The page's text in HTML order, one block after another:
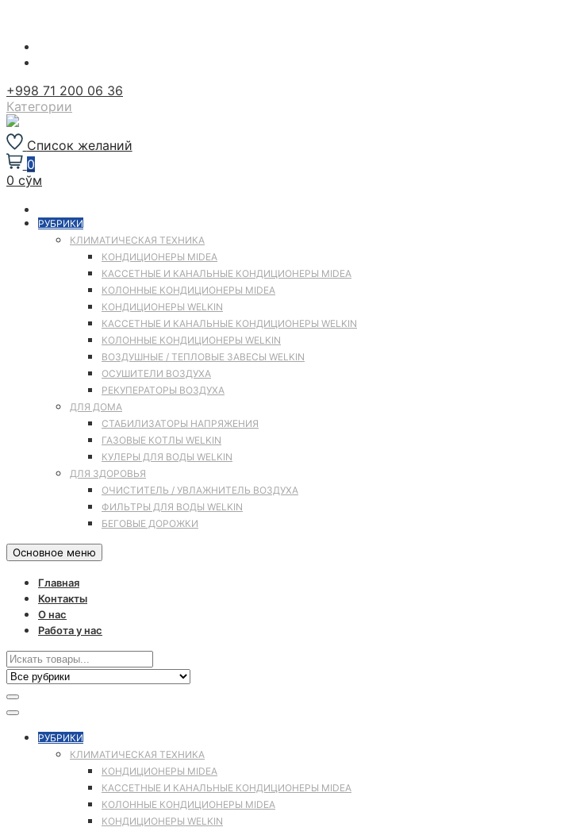
Перейти
+998 71 200 06 36
Категории
Список желаний
0
0 сўм
РУБРИКИ
КЛИМАТИЧЕСКАЯ ТЕХНИКА
КОНДИЦИОНЕРЫ MIDEA
КАССЕТНЫЕ И КАНАЛЬНЫЕ КОНДИЦИОНЕРЫ MIDEA
КОЛОННЫЕ КОНДИЦИОНЕРЫ MIDEA
КОНДИЦИОНЕРЫ WELKIN
КАССЕТНЫЕ И КАНАЛЬНЫЕ КОНДИЦИОНЕРЫ WELKIN
КОЛОННЫЕ КОНДИЦИОНЕРЫ WELKIN
ВОЗДУШНЫЕ / ТЕПЛОВЫЕ ЗАВЕСЫ WELKIN
ОСУШИТЕЛИ ВОЗДУХА
РЕКУПЕРАТОРЫ ВОЗДУХА
ДЛЯ ДОМА
СТАБИЛИЗАТОРЫ НАПРЯЖЕНИЯ
ГАЗОВЫЕ КОТЛЫ WELKIN
КУЛЕРЫ ДЛЯ ВОДЫ WELKIN
ДЛЯ ЗДОРОВЬЯ
ОЧИСТИТЕЛЬ / УВЛАЖНИТЕЛЬ ВОЗДУХА
ФИЛЬТРЫ ДЛЯ ВОДЫ WELKIN
БЕГОВЫЕ ДОРОЖКИ
Основное меню
Главная
Контакты
О нас
Работа у нас
РУБРИКИ
КЛИМАТИЧЕСКАЯ ТЕХНИКА
КОНДИЦИОНЕРЫ MIDEA
КАССЕТНЫЕ И КАНАЛЬНЫЕ КОНДИЦИОНЕРЫ MIDEA
КОЛОННЫЕ КОНДИЦИОНЕРЫ MIDEA
КОНДИЦИОНЕРЫ WELKIN